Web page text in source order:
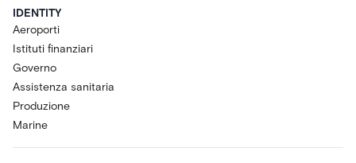
IDENTITY
Aeroporti
Istituti finanziari
Governo
Assistenza sanitaria
Produzione
Marine